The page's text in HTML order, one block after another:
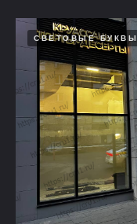
СВЕТОВЫЕ БУКВЫ